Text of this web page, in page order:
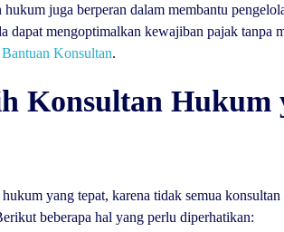
juga berperan dalam membantu
dapat mengoptimalkan kewajiban pajak tanpa
Konsultan.
Konsultan Hukum
yang tepat, karena tidak semua
beberapa hal yang perlu diperhatikan: